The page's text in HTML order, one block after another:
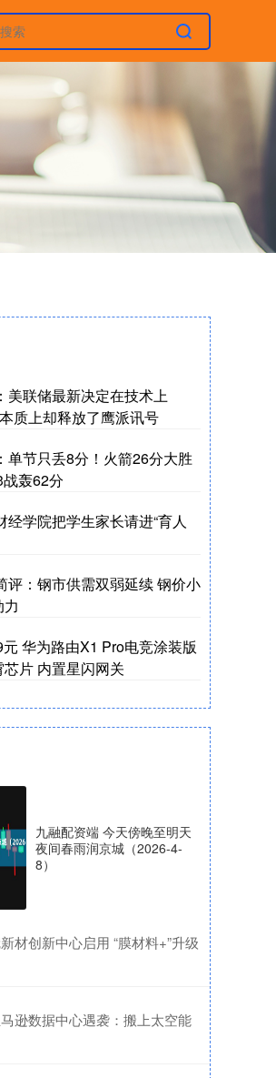
美联储最新决定在技术上
质上却释放了鹰派讯号
单节只丢8分！火箭26分大胜
轰62分
经学院把学生家长请进“育人
评：钢市供需双弱延续 钢价小
华为路由X1 Pro电竞涂装版
片 内置星闪网关
九融配资端 今天傍晚至明天
夜间春雨润京城（2026-4-
8）
材创新中心启用 “膜材料+”升级
逊数据中心遇袭：搬上太空能